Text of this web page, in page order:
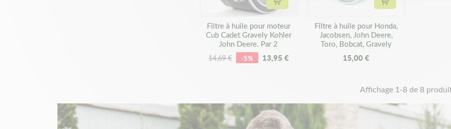
Ajouter au panier
Filtre à huile pour moteur
Cub Cadet Gravely Kohler
John Deere. Par 2
14,69 € -5% 13,95 €
Ajouter au panier
Filtre à huile pour Honda,
Jacobsen, John Deere,
Toro, Bobcat, Gravely
15,00 €
Affichage 1-8 de 8